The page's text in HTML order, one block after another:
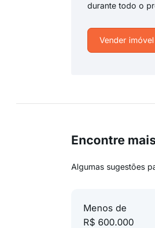
durante todo o
Vender imóvel
Encontre
Algumas sugestões
Menos de
R$ 600.000